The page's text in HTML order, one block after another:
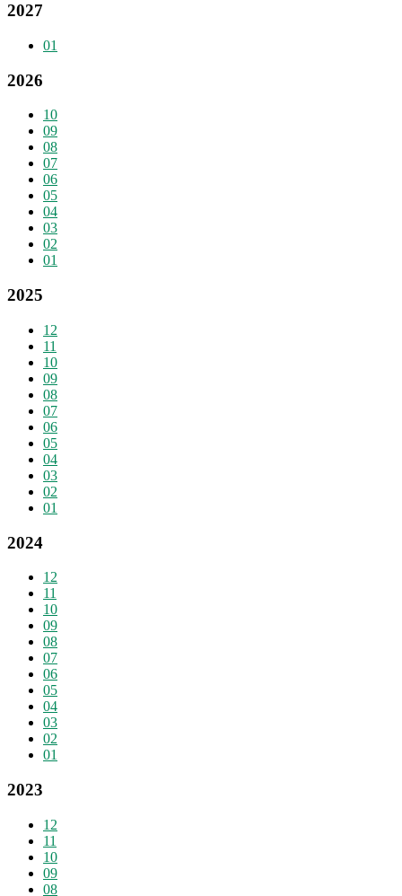
2027
01
2026
10
09
08
07
06
05
04
03
02
01
2025
12
11
10
09
08
07
06
05
04
03
02
01
2024
12
11
10
09
08
07
06
05
04
03
02
01
2023
12
11
10
09
08